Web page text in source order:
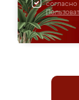
согласно